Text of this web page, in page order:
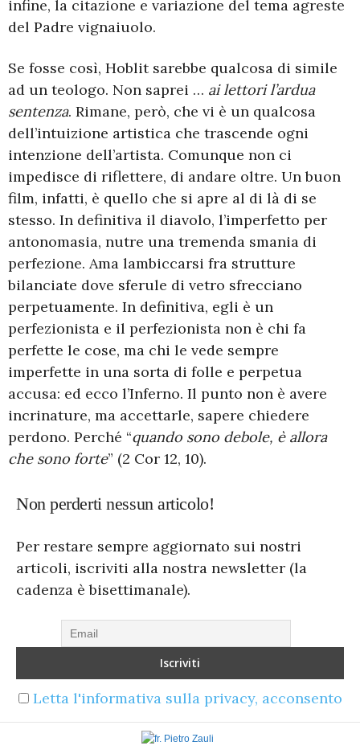
infine, la citazione e variazione del tema agreste
del Padre vignaiuolo.
Se fosse così, Hoblit sarebbe qualcosa di simile
ad un teologo. Non saprei … ai lettori l’ardua
sentenza. Rimane, però, che vi è un qualcosa
dell’intuizione artistica che trascende ogni
intenzione dell’artista. Comunque non ci
impedisce di riflettere, di andare oltre. Un buon
film, infatti, è quello che si apre al di là di se
stesso. In definitiva il diavolo, l’imperfetto per
antonomasia, nutre una tremenda smania di
perfezione. Ama lambiccarsi fra strutture
bilanciate dove sferule di vetro sfrecciano
perpetuamente. In definitiva, egli è un
perfezionista e il perfezionista non è chi fa
perfette le cose, ma chi le vede sempre
imperfette in una sorta di folle e perpetua
accusa: ed ecco l’Inferno. Il punto non è avere
incrinature, ma accettarle, sapere chiedere
perdono. Perché “quando sono debole, è allora
che sono forte” (2 Cor 12, 10).
Non perderti nessun articolo!
Per restare sempre aggiornato sui nostri
articoli, iscriviti alla nostra newsletter (la
cadenza è bisettimanale).
Letta l'informativa sulla privacy, acconsento